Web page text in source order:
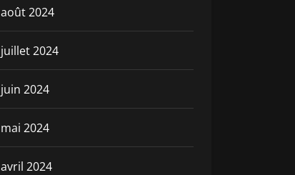
août 2024
juillet 2024
juin 2024
mai 2024
avril 2024